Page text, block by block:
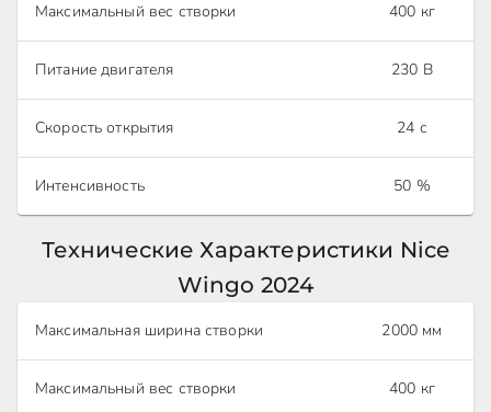
Максимальный вес створки 400 кг
Питание двигателя 230 В
Скорость открытия 24 с
Интенсивность 50 %
Технические Характеристики Nice
Wingo 2024
Максимальная ширина створки 2000 мм
Максимальный вес створки 400 кг